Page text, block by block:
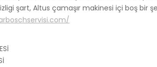
şart, Altus çamaşır makinesi içi boş bir